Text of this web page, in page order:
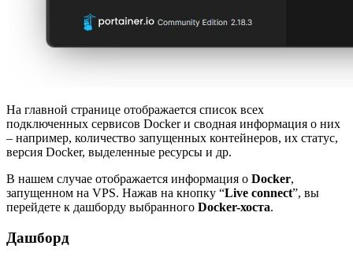
На главной странице отображается список всех
подключенных сервисов Docker и сводная информация о них
– например, количество запущенных контейнеров, их статус,
версия Docker, выделенные ресурсы и др.
В нашем случае отображается информация о Docker,
запущенном на VPS. Нажав на кнопку “Live connect”, вы
перейдете к дашборду выбранного Docker-хоста.
Дашборд